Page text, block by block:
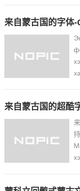
来自蒙古国的字体
来自蒙古国的超酷